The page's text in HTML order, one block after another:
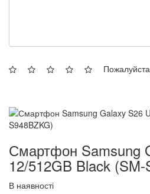
Смартфон Samsung
12/512GB Black
В наявності